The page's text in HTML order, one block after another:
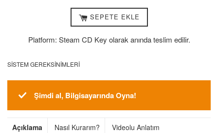
SEPETE EKLE
Platform: Steam CD Key olarak anında teslim edilir.
SISTEM GEREKSINIMLERI
Şimdi al, Bilgisayarında Oyna!
Açıklama Nasıl Kurarım? Videolu Anlatım